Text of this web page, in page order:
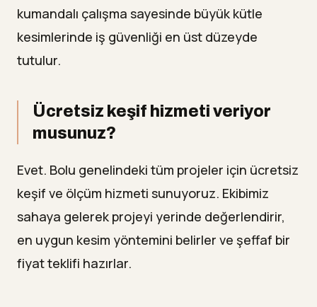
kumandalı çalışma sayesinde büyük kütle
kesimlerinde iş güvenliği en üst düzeyde
tutulur.
Ücretsiz keşif hizmeti veriyor
musunuz?
Evet. Bolu genelindeki tüm projeler için ücretsiz
keşif ve ölçüm hizmeti sunuyoruz. Ekibimiz
sahaya gelerek projeyi yerinde değerlendirir,
en uygun kesim yöntemini belirler ve şeffaf bir
fiyat teklifi hazırlar.